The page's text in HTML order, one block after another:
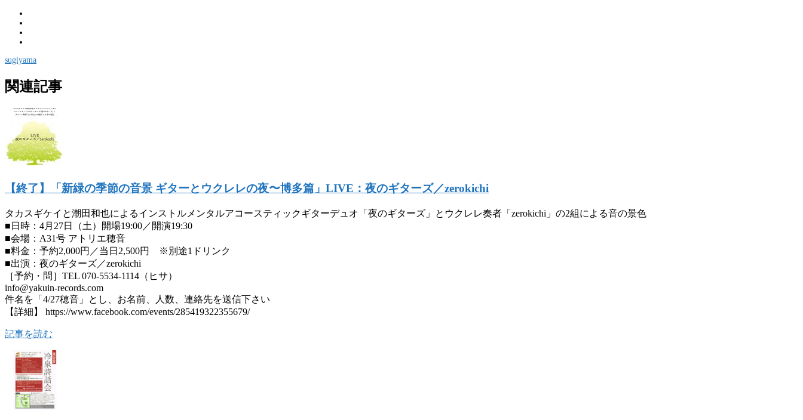
sugiyama
関連記事
【終了】「新緑の季節の音景 ギターとウクレレの夜〜博多篇」LIVE：夜のギターズ／zerokichi
タカスギケイと潮田和也によるインストルメンタルアコースティックギターデュオ「夜のギターズ」とウクレレ奏者「zerokichi」の2組による音の景色
■日時：4月27日（土）開場19:00／開演19:30
■会場：A31号 アトリエ穂音
■料金：予約2,000円／当日2,500円 ※別途1ドリンク
■出演：夜のギターズ／zerokichi
［予約・問］TEL 070-5534-1114（ヒサ）
info@yakuin-records.com
件名を「4/27穂音」とし、お名前、人数、連絡先を送信下さい
【詳細】 https://www.facebook.com/events/285419322355679/
記事を読む